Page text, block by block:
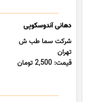
دهانی آندوسکوپی
شرکت سما طب ش
تهران
قیمت: 2,500 تومان